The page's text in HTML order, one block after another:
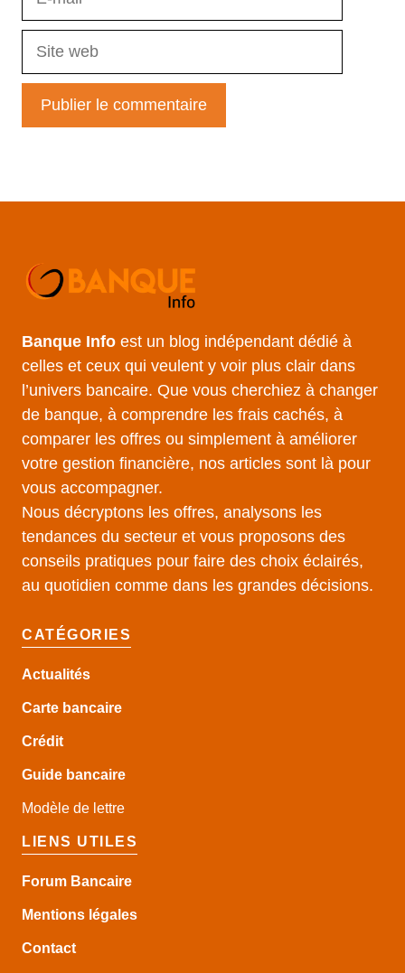
Banque Info est un blog indépendant dédié à
celles et ceux qui veulent y voir plus clair dans
l’univers bancaire. Que vous cherchiez à changer
de banque, à comprendre les frais cachés, à
comparer les offres ou simplement à améliorer
votre gestion financière, nos articles sont là pour
vous accompagner.
Nous décryptons les offres, analysons les
tendances du secteur et vous proposons des
conseils pratiques pour faire des choix éclairés,
au quotidien comme dans les grandes décisions.
CATÉGORIES
Actualités
Carte bancaire
Crédit
Guide bancaire
Modèle de lettre
LIENS UTILES
Forum Bancaire
Mentions légales
Contact